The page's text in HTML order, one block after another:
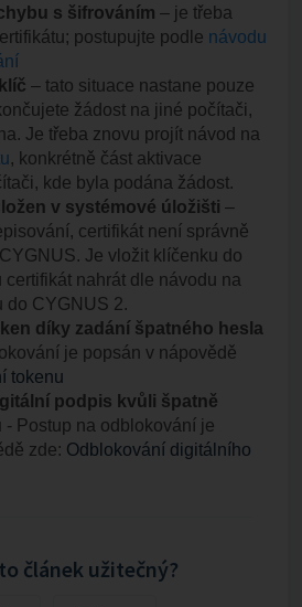
s šifrováním – je třeba
postupujte podle návodu
– tato situace nastane pouze
žádost na jiné počítači,
Je třeba znovu projít návod na
, konkrétně část aktivace
kde byla podána žádost.
v systémové úložišti –
certifikát není správně
Je vložit klíčenku do
certifikát nahrát dle návodu na
do CYGNUS 2.
díky zadání špatného hesla
je popsán v nápovědě
tokenu
podpis kvůli špatně
- Postup na odblokování je
zde: Odblokování digitálního
článek užitečný?